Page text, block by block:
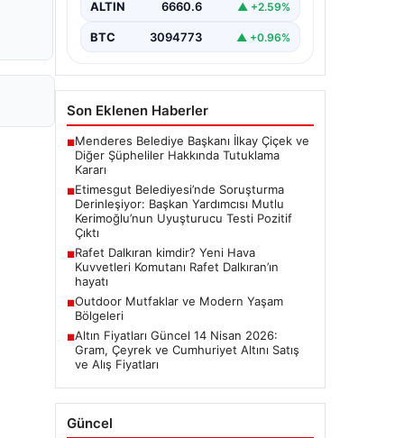
Ankara Batı Cumhuriyet Başsavcılığı
soruşturma kapsamında Etimesgut
ALTIN 6660.6 ▲ +2.59%
BTC 3094773 ▲ +0.96%
Son Eklenen Haberler
■Menderes Belediye Başkanı İlkay Çiçek ve
Diğer Şüpheliler Hakkında Tutuklama
Kararı
■Etimesgut Belediyesi’nde Soruşturma
Derinleşiyor: Başkan Yardımcısı Mutlu
Kerimoğlu’nun Uyuşturucu Testi Pozitif
Çıktı
■Rafet Dalkıran kimdir? Yeni Hava
Kuvvetleri Komutanı Rafet Dalkıran’ın
hayatı
■Outdoor Mutfaklar ve Modern Yaşam
Bölgeleri
■Altın Fiyatları Güncel 14 Nisan 2026:
Gram, Çeyrek ve Cumhuriyet Altını Satış
ve Alış Fiyatları
Güncel